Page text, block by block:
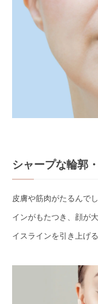
シャープな輪郭
皮膚や筋肉がたるんで
インがもたつき、顔が
イスラインを引き上げ